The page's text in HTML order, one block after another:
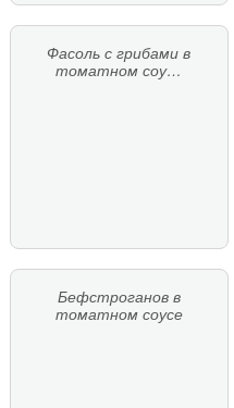
Фасоль с грибами в
томатном соу…
Бефстроганов в
томатном соусе